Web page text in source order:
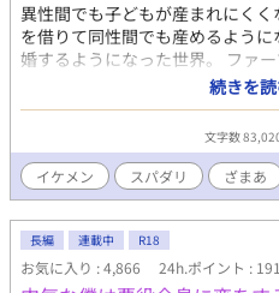
異性間でも子どもが産まれにく
を借りて同性間でも産めるよう
婚するようになった世界。 ファ
公爵令息は、白銀に近い髪に真
秘的で美しい姿に王子に見初め
がら唯一の王子の婚約者に選ば
かせない大きな日傘。日に焼け
公爵家は両親とも黒髪黒目である
彼が全てアルビノだったからな
は、アレンを魔女扱いした上、
て婚約破棄の上スラム街に追放
い。 アレンにも王位継承権があ
ムに行ったアレンは、イケメンで
続きを
文字数
イケメン スパダリ ざまあ
長編 連載中 R18
お気に入り : 4,866 24h.ポイント : 191